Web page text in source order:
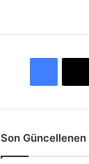
e
Son Güncellenen